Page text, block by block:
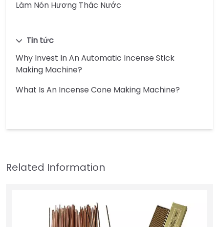
Làm Nón Hương Thác Nước
Tin tức
Why Invest In An Automatic Incense Stick
Making Machine?
What Is An Incense Cone Making Machine?